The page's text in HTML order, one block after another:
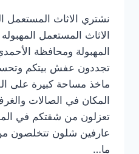
نشتري الاثاث المستعمل
الاثاث المستعمل
المهبولة ومحافظة
تجددون عفش بيتكم
ماخذ مساحة كبيرة على
المكان في الصالات
تعزلون من شقتكم في
عارفين شلون تتخلصون
ما…